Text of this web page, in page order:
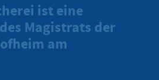
ist eine
Magistrats der
am